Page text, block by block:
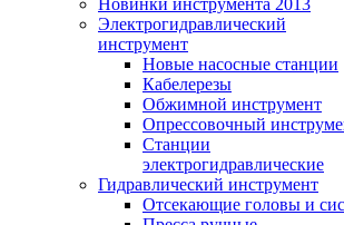
Новинки инструмента 2013
Электрогидравлический
инструмент
Новые насосные станции
Кабелерезы
Обжимной инструмент
Опрессовочный
Станции
электрогидравлические
Гидравлический инструмент
Отсекающие головы и